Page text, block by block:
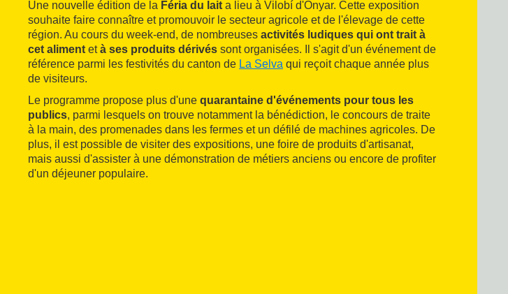
Une nouvelle édition de la Féria du lait a lieu à Vilobí d'Onyar. Cette exposition
souhaite faire connaître et promouvoir le secteur agricole et de l'élevage de cette
région. Au cours du week-end, de nombreuses activités ludiques qui ont trait à
cet aliment età ses produits dérivés sont organisées. Il s'agit d'un événement de
référence parmi les festivités du canton de La Selva qui reçoit chaque année plus
de visiteurs.
Le programme propose plus d'une quarantaine d'événements pour tous les
publics, parmi lesquels on trouve notamment la bénédiction, le concours de traite
à la main, des promenades dans les fermes et un défilé de machines agricoles. De
plus, il est possible de visiter des expositions, une foire de produits d'artisanat,
mais aussi d'assister à une démonstration de métiers anciens ou encore de profiter
d'un déjeuner populaire.